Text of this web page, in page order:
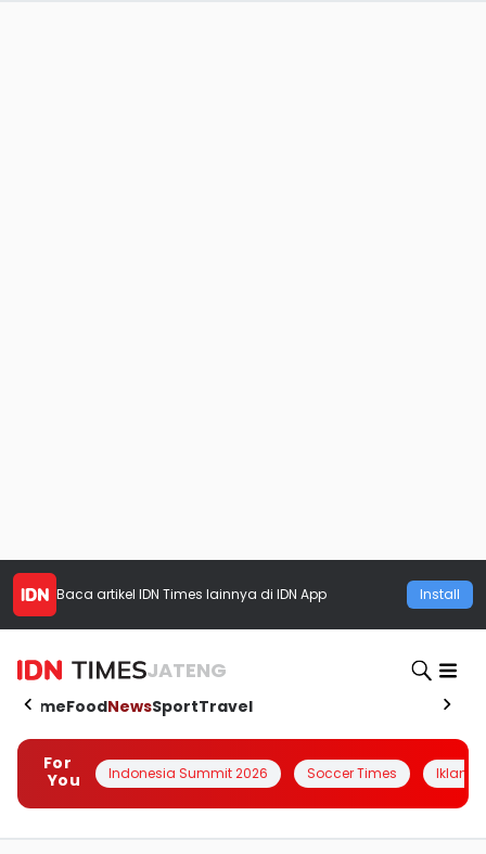
Baca artikel IDN Times lainnya di IDN App Install
JATENG
HomeFoodNewsSportTravel
For
You
Indonesia Summit 2026 Soccer Times Iklanin